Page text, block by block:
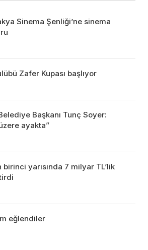
Sinema Şenliği’ne sinema
Zafer Kupası başlıyor
Başkanı Tunç Soyer:
ayakta”
birinci yarısında 7 milyar TL’lik
eğlendiler